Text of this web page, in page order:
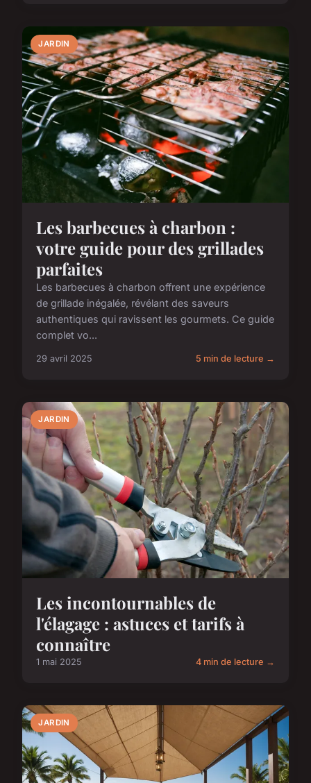
JARDIN
Les barbecues à charbon :
votre guide pour des grillades
parfaites
Les barbecues à charbon offrent une expérience
de grillade inégalée, révélant des saveurs
authentiques qui ravissent les gourmets. Ce guide
complet vo...
29 avril 2025 5 min de lecture →
JARDIN
Les incontournables de
l'élagage : astuces et tarifs à
connaître
1 mai 2025 4 min de lecture →
JARDIN